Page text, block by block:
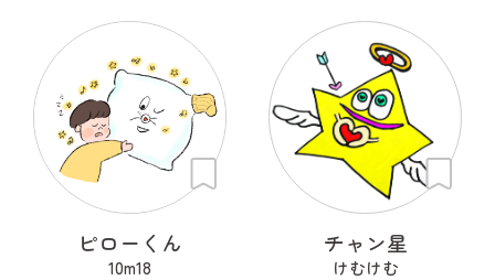
ピローくん
10m18
チャン星
けむけむ